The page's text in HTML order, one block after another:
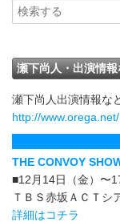
瀬下尚人・出演情報
瀬下尚人出演情報な
http://www.orega.net/
THE CONVOY
■12月14日（金）〜
ＴＢＳ赤坂ＡＣＴシ
詳細はコチラ